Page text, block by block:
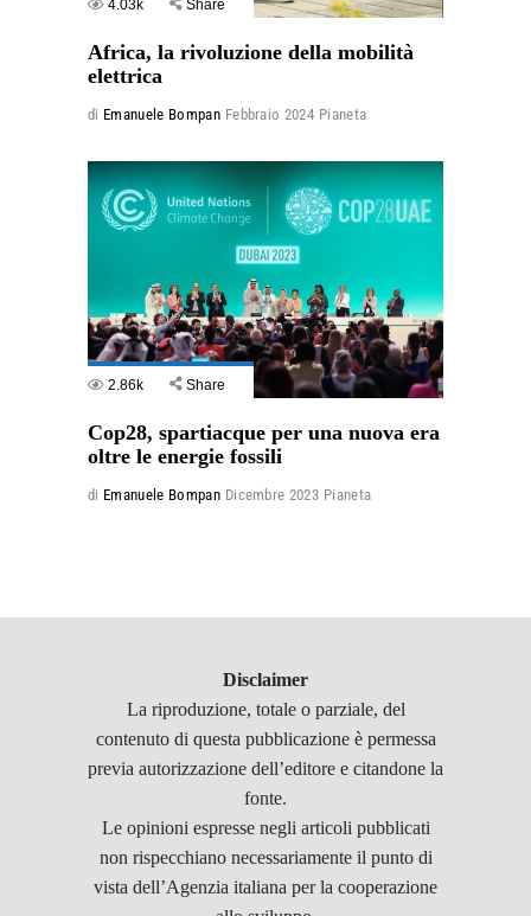
4.03k Share
Africa, la rivoluzione della mobilità
elettrica
di Emanuele Bompan Febbraio 2024 Pianeta
2.86k Share
Cop28, spartiacque per una nuova era
oltre le energie fossili
di Emanuele Bompan Dicembre 2023 Pianeta
Disclaimer
La riproduzione, totale o parziale, del
contenuto di questa pubblicazione è permessa
previa autorizzazione dell’editore e citandone la
fonte.
Le opinioni espresse negli articoli pubblicati
non rispecchiano necessariamente il punto di
vista dell’Agenzia italiana per la cooperazione